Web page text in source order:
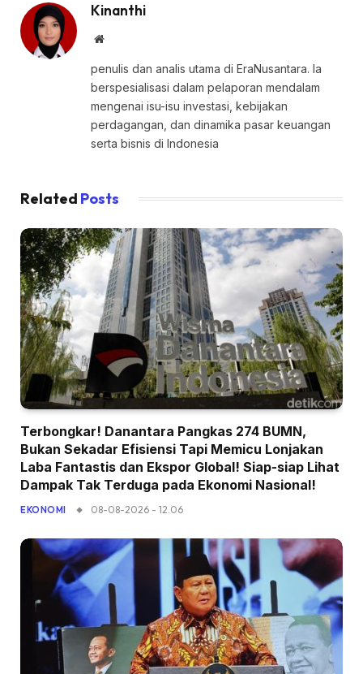
Kinanthi
Website
penulis dan analis utama di EraNusantara. Ia
berspesialisasi dalam pelaporan mendalam
mengenai isu-isu investasi, kebijakan
perdagangan, dan dinamika pasar keuangan
serta bisnis di Indonesia
Related Posts
Terbongkar! Danantara Pangkas 274 BUMN,
Bukan Sekadar Efisiensi Tapi Memicu Lonjakan
Laba Fantastis dan Ekspor Global! Siap-siap Lihat
Dampak Tak Terduga pada Ekonomi Nasional!
EKONOMI 08-08-2026 - 12.06